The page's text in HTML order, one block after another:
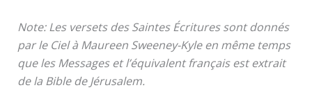
Note: Les versets des Saintes Écritures sont donnés
par le Ciel à Maureen Sweeney-Kyle en même temps
que les Messages et l’équivalent français est extrait
de la Bible de Jérusalem.